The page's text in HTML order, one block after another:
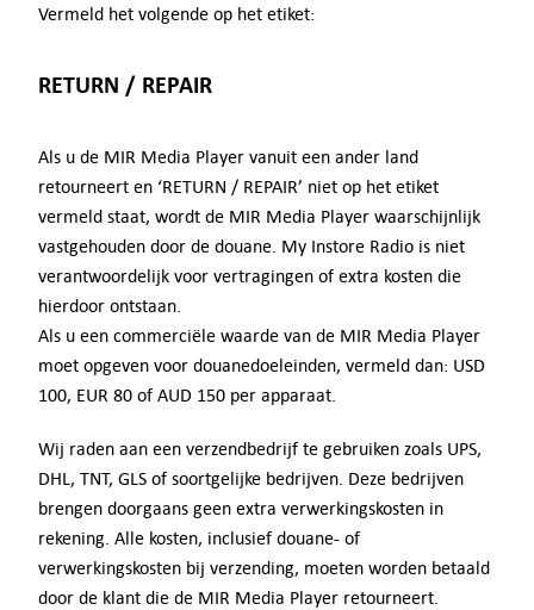
Vermeld het volgende op het etiket:
RETURN / REPAIR
Als u de MIR Media Player vanuit een ander land
retourneert en ‘RETURN / REPAIR’ niet op het etiket
vermeld staat, wordt de MIR Media Player waarschijnlijk
vastgehouden door de douane. My Instore Radio is niet
verantwoordelijk voor vertragingen of extra kosten die
hierdoor ontstaan.
Als u een commerciële waarde van de MIR Media Player
moet opgeven voor douanedoeleinden, vermeld dan: USD
100, EUR 80 of AUD 150 per apparaat.
Wij raden aan een verzendbedrijf te gebruiken zoals UPS,
DHL, TNT, GLS of soortgelijke bedrijven. Deze bedrijven
brengen doorgaans geen extra verwerkingskosten in
rekening. Alle kosten, inclusief douane- of
verwerkingskosten bij verzending, moeten worden betaald
door de klant die de MIR Media Player retourneert.